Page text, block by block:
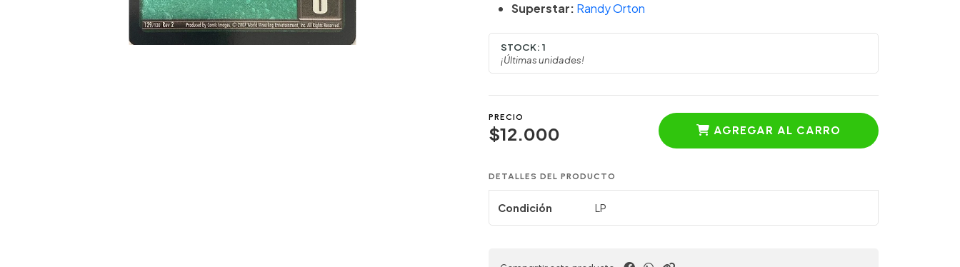
Superstar: Randy Orton
STOCK: 1
¡Últimas unidades!
PRECIO
$12.000 AGREGAR AL CARRO
DETALLES DEL PRODUCTO
Condición LP